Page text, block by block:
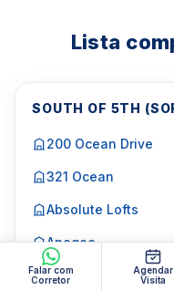
Falar com
Corretor
Agendar
Visita
Lista
SOUTH OF 5TH
200 Ocean Drive
321 Ocean
Absolute Lofts
Apogee
Armitage Place